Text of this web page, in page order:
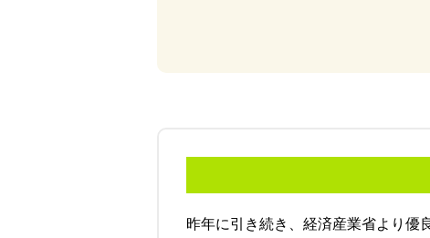
昨年に引き続き、経済産業省より優